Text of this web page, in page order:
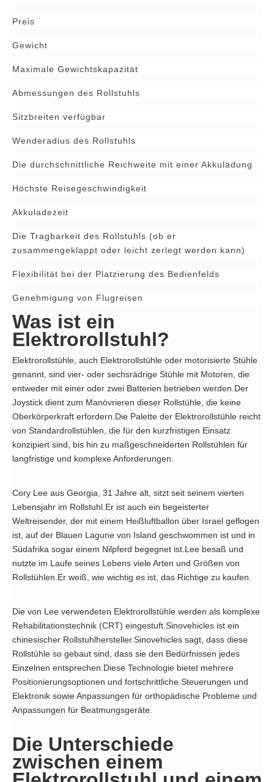
Preis
Gewicht
Maximale Gewichtskapazität
Abmessungen des Rollstuhls
Sitzbreiten verfügbar
Wenderadius des Rollstuhls
Die durchschnittliche Reichweite mit einer Akkuladung
Höchste Reisegeschwindigkeit
Akkuladezeit
Die Tragbarkeit des Rollstuhls (ob er
zusammengeklappt oder leicht zerlegt werden kann)
Flexibilität bei der Platzierung des Bedienfelds
Genehmigung von Flugreisen
Was ist ein
Elektrorollstuhl?
Elektrorollstühle, auch Elektrorollstühle oder motorisierte Stühle
genannt, sind vier- oder sechsrädrige Stühle mit Motoren, die
entweder mit einer oder zwei Batterien betrieben werden.Der
Joystick dient zum Manövrieren dieser Rollstühle, die keine
Oberkörperkraft erfordern.Die Palette der Elektrorollstühle reicht
von Standardrollstühlen, die für den kurzfristigen Einsatz
konzipiert sind, bis hin zu maßgeschneiderten Rollstühlen für
langfristige und komplexe Anforderungen.
Cory Lee aus Georgia, 31 Jahre alt, sitzt seit seinem vierten
Lebensjahr im Rollstuhl.Er ist auch ein begeisterter
Weltreisender, der mit einem Heißluftballon über Israel geflogen
ist, auf der Blauen Lagune von Island geschwommen ist und in
Südafrika sogar einem Nilpferd begegnet ist.Lee besaß und
nutzte im Laufe seines Lebens viele Arten und Größen von
Rollstühlen.Er weiß, wie wichtig es ist, das Richtige zu kaufen.
Die von Lee verwendeten Elektrorollstühle werden als komplexe
Rehabilitationstechnik (CRT) eingestuft.Sinovehicles ist ein
chinesischer Rollstuhlhersteller.Sinovehicles sagt, dass diese
Rollstühle so gebaut sind, dass sie den Bedürfnissen jedes
Einzelnen entsprechen.Diese Technologie bietet mehrere
Positionierungsoptionen und fortschrittliche Steuerungen und
Elektronik sowie Anpassungen für orthopädische Probleme und
Anpassungen für Beatmungsgeräte.
Die Unterschiede
zwischen einem